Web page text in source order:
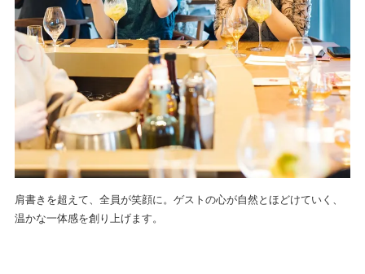
肩書きを超えて、全員が笑顔に。ゲストの心が自然とほどけていく、
温かな一体感を創り上げます。